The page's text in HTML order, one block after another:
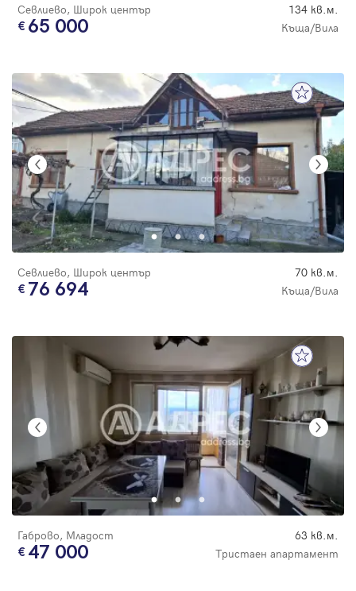
Севлиево, Широк център 134 кв.м.
65 000 Къща/Вила
Севлиево, Широк център 70 кв.м.
76 694 Къща/Вила
Габрово, Младост 63 кв.м.
47 000 Тристаен апартамент